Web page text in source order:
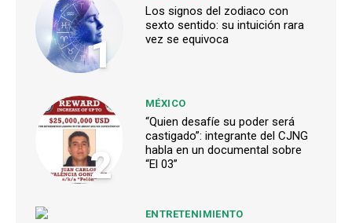
1
Los signos del zodiaco con
sexto sentido: su intuición rara
vez se equivoca
2
MÉXICO
“Quien desafíe su poder será
castigado”: integrante del CJNG
habla en un documental sobre
“El 03”
ENTRETENIMIENTO